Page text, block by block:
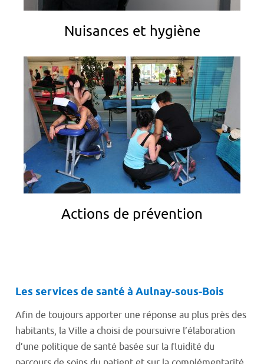
Nuisances et hygiène
Actions de prévention
Les services de santé à Aulnay-sous-Bois
Afin de toujours apporter une réponse au plus près des
habitants, la Ville a choisi de poursuivre l’élaboration
d’une politique de santé basée sur la fluidité du